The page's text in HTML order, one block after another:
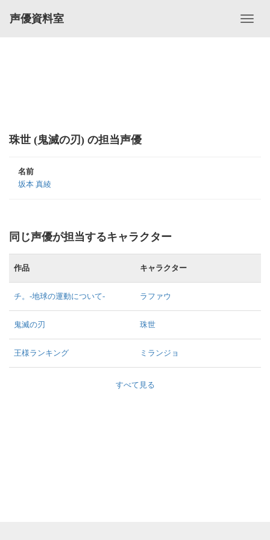
声優資料室
珠世 (鬼滅の刃) の担当声優
名前
坂本 真綾
同じ声優が担当するキャラクター
作品 キャラクター
チ。-地球の運動について- ラファウ
鬼滅の刃 珠世
王様ランキング ミランジョ
すべて見る